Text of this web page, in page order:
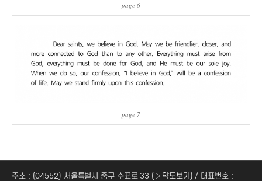
page 6
page 7
주소 : (04552) 서울특별시 중구 수표로 33 (▷약도보기 ) / 대표번호 :